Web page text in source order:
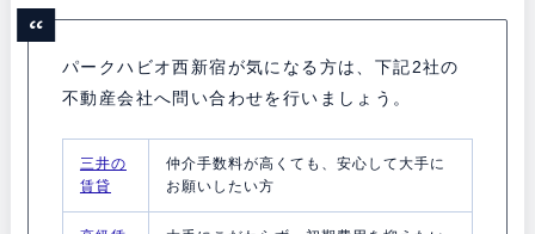
パークハビオ西新宿が気になる方は、下記2社の
不動産会社へ問い合わせを行いましょう。
三井の
賃貸
仲介手数料が高くても、安心して大手に
お願いしたい方